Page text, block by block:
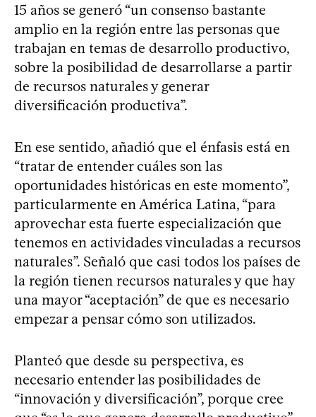
15 años se generó “un consenso bastante
amplio en la región entre las personas que
trabajan en temas de desarrollo productivo,
sobre la posibilidad de desarrollarse a partir
de recursos naturales y generar
diversificación productiva”.
En ese sentido, añadió que el énfasis está en
“tratar de entender cuáles son las
oportunidades históricas en este momento”,
particularmente en América Latina, “para
aprovechar esta fuerte especialización que
tenemos en actividades vinculadas a recursos
naturales”. Señaló que casi todos los países de
la región tienen recursos naturales y que hay
una mayor “aceptación” de que es necesario
empezar a pensar cómo son utilizados.
Planteó que desde su perspectiva, es
necesario entender las posibilidades de
“innovación y diversificación”, porque cree